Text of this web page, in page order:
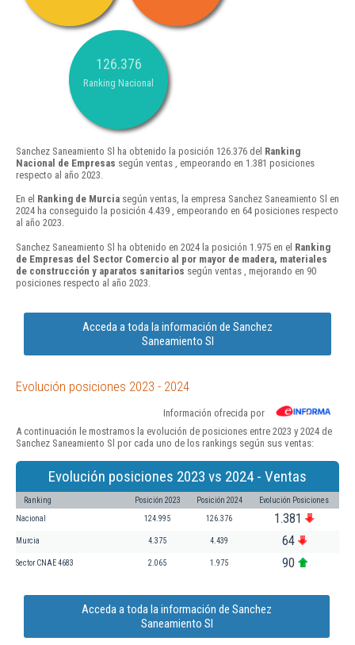
126.376
Ranking Nacional
Sanchez Saneamiento Sl ha obtenido la posición 126.376 del Ranking
Nacional de Empresas según ventas , empeorando en 1.381 posiciones
respecto al año 2023.
En el Ranking de Murcia según ventas, la empresa Sanchez Saneamiento Sl en
2024 ha conseguido la posición 4.439 , empeorando en 64 posiciones respecto
al año 2023.
Sanchez Saneamiento Sl ha obtenido en 2024 la posición 1.975 en el Ranking
de Empresas del Sector Comercio al por mayor de madera, materiales
de construcción y aparatos sanitarios según ventas , mejorando en 90
posiciones respecto al año 2023.
Acceda a toda la información de Sanchez
Saneamiento Sl
Evolución posiciones 2023 - 2024
Información ofrecida por
A continuación le mostramos la evolución de posiciones entre 2023 y 2024 de
Sanchez Saneamiento Sl por cada uno de los rankings según sus ventas:
Evolución posiciones 2023 vs 2024 - Ventas
Ranking Posición 2023 Posición 2024 Evolución Posiciones
Nacional 124.995 126.376 1.381
Murcia 4.375 4.439 64
Sector CNAE 4683 2.065 1.975 90
Acceda a toda la información de Sanchez
Saneamiento Sl